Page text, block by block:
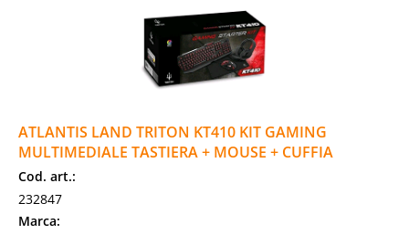
ATLANTIS LAND TRITON KT410 KIT GAMING
MULTIMEDIALE TASTIERA + MOUSE + CUFFIA
Cod. art.:
232847
Marca: